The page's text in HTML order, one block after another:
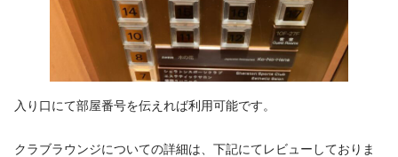
入り口にて部屋番号を伝えれば利用可能です。
クラブラウンジについての詳細は、下記にてレビューしておりま